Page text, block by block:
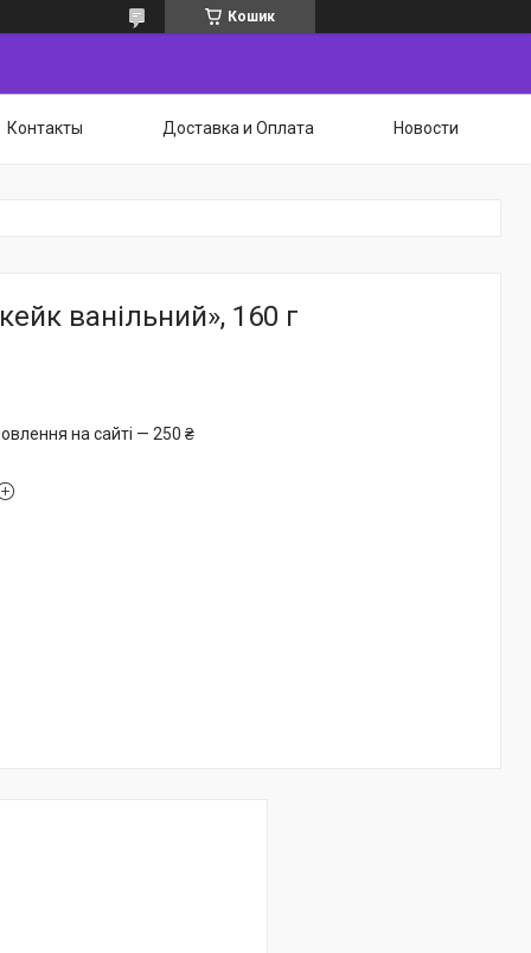
Кошик
Контакты Доставка и Оплата Новости
ванільний», 160 г
на сайті — 250 ₴